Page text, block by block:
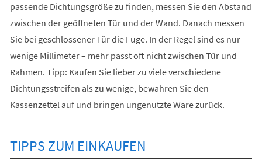
passende Dichtungsgröße zu finden, messen Sie den Abstand
zwischen der geöffneten Tür und der Wand. Danach messen
Sie bei geschlossener Tür die Fuge. In der Regel sind es nur
wenige Millimeter – mehr passt oft nicht zwischen Tür und
Rahmen. Tipp: Kaufen Sie lieber zu viele verschiedene
Dichtungsstreifen als zu wenige, bewahren Sie den
Kassenzettel auf und bringen ungenutzte Ware zurück.
TIPPS ZUM EINKAUFEN